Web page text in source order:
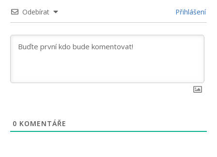
Odebírat Přihlášení
0 KOMENTÁŘE